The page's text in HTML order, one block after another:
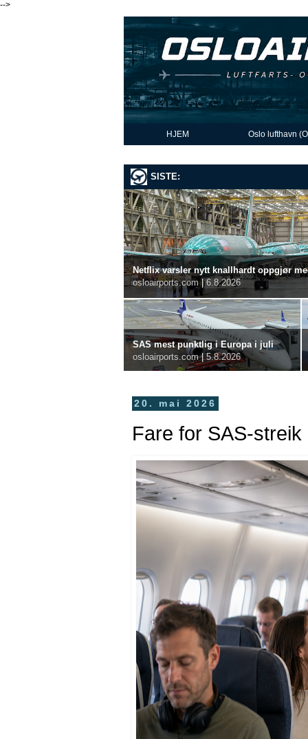
-->
HJEM Oslo lufthavn
SISTE:
Netflix varsler nytt knallhardt oppgjør
osloairports.com | 6.8.2026
SAS mest punktlig i Europa i juli
osloairports.com | 5.8.2026
20. mai 2026
Fare for SAS-